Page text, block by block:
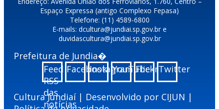
Espaço Expressa (antigo Complexo Fepasa)
Telefone: (11) 4589-6800
E-mails: dcultura@jundiai.sp.gov.br e
duvidascultura@jundiai.sp.gov.br
Prefeitura de Jundia�
Feed
RSS
das
notícias
FacebookInstagram
YouTube
FlickrTwitter
Cultura Jundiaí | Desenvolvido por CIJUN |